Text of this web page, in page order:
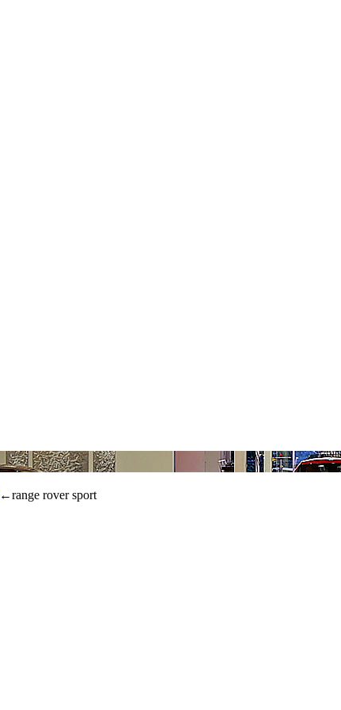
←range rover sport